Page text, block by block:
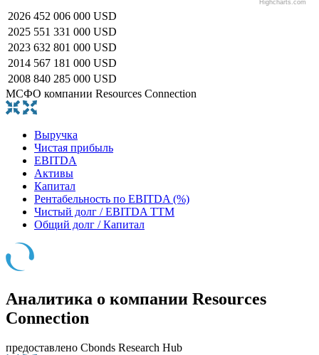
Highcharts.com
2026 452 006 000 USD
2025 551 331 000 USD
2023 632 801 000 USD
2014 567 181 000 USD
2008 840 285 000 USD
МСФО компании Resources Connection
Выручка
Чистая прибыль
EBITDA
Активы
Капитал
Рентабельность по EBITDA (%)
Чистый долг / EBITDA TTM
Общий долг / Капитал
Аналитика о компании Resources
Connection
предоставлено Cbonds Research Hub